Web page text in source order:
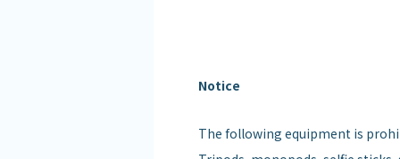
Notice
The following equipment is